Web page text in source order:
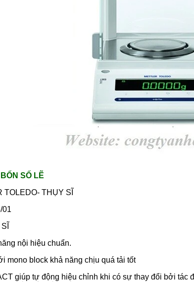
SỐ LẼ
TOLEDO- THỤY SĨ
01
nội hiệu chuẩn.
mono block khả năng chịu quá tải tốt
giúp tự động hiệu chỉnh khi có sự thay đổi bởi tác